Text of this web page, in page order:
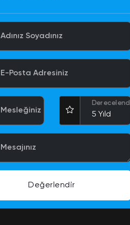
Adınız Soyadınız
E-Posta Adresiniz
Mesleğiniz
Mesajınız
Değerlendir